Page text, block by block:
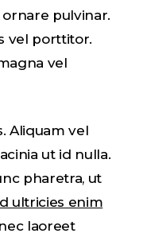
ornare pulvinar.
vel porttitor.
vel
Aliquam vel
ut id nulla.
pharetra, ut
ultricies enim
laoreet